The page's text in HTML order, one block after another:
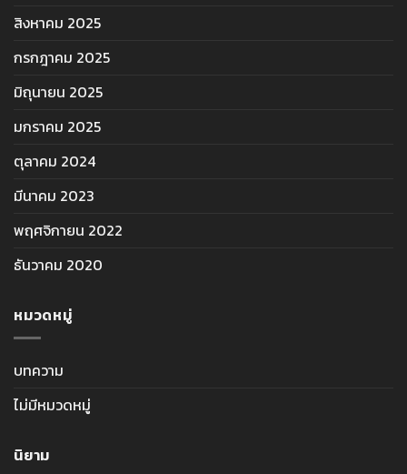
สิงหาคม 2025
กรกฎาคม 2025
มิถุนายน 2025
มกราคม 2025
ตุลาคม 2024
มีนาคม 2023
พฤศจิกายน 2022
ธันวาคม 2020
หมวดหมู่
บทความ
ไม่มีหมวดหมู่
นิยาม